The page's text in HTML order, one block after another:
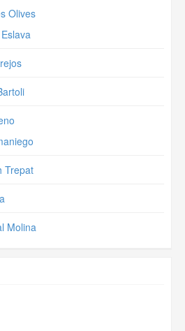
Olives
Trepat
Molina